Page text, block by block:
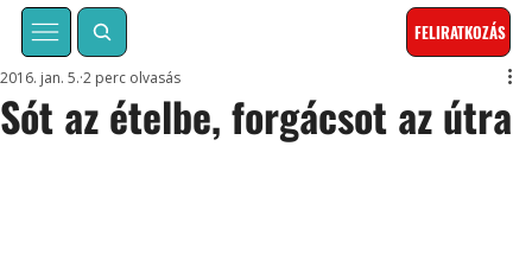
FELIRATKOZÁS
Sót az ételbe, forgácsot az útra
2016. jan. 5. 2 perc olvasás